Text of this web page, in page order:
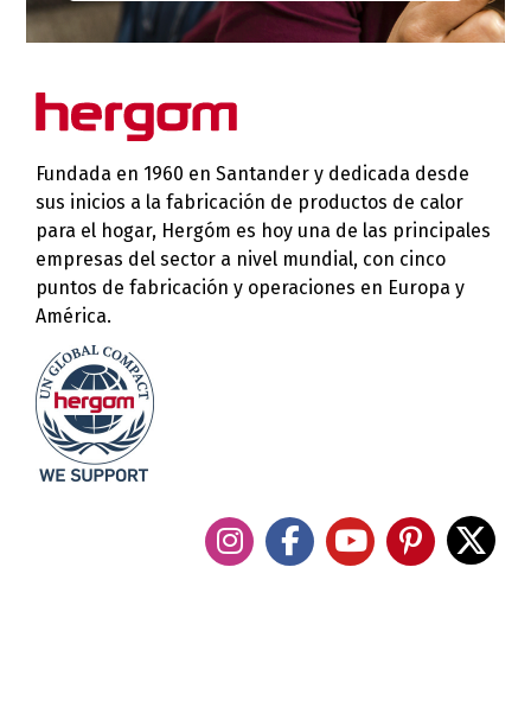
Fundada en 1960 en Santander y dedicada desde
sus inicios a la fabricación de productos de calor
para el hogar, Hergóm es hoy una de las principales
empresas del sector a nivel mundial, con cinco
puntos de fabricación y operaciones en Europa y
América.